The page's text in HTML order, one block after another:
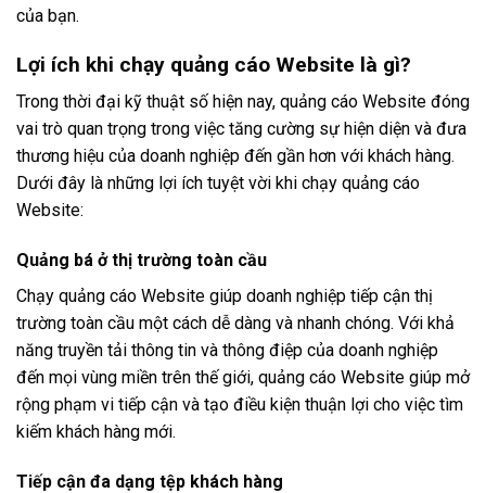
của bạn.
Lợi ích khi chạy quảng cáo Website là gì?
Trong thời đại kỹ thuật số hiện nay, quảng cáo Website đóng
vai trò quan trọng trong việc tăng cường sự hiện diện và đưa
thương hiệu của doanh nghiệp đến gần hơn với khách hàng.
Dưới đây là những lợi ích tuyệt vời khi chạy quảng cáo
Website:
Quảng bá ở thị trường toàn cầu
Chạy quảng cáo Website giúp doanh nghiệp tiếp cận thị
trường toàn cầu một cách dễ dàng và nhanh chóng. Với khả
năng truyền tải thông tin và thông điệp của doanh nghiệp
đến mọi vùng miền trên thế giới, quảng cáo Website giúp mở
rộng phạm vi tiếp cận và tạo điều kiện thuận lợi cho việc tìm
kiếm khách hàng mới.
Tiếp cận đa dạng tệp khách hàng